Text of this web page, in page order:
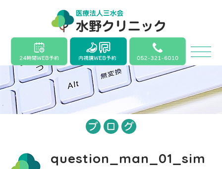
question_man_01_sim